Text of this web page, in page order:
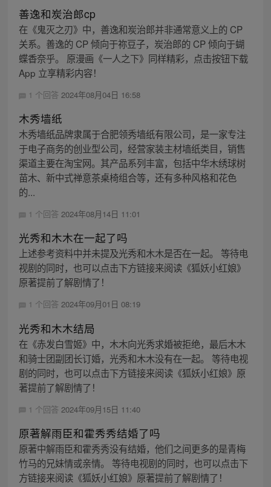
善逸和炭治郎cp
在《鬼灭之刃》中，善逸和炭治郎并非通常意义上的 CP
关系。善逸的 CP 倾向于祢豆子，炭治郎的 CP 倾向于蝴
蝶香奈乎。 原漫画《一人之下》同样精彩，点击按钮下载
App 立享精彩内容！
1 个回答 2024年08月04日 16:58
木秀墙纸
木秀墙纸品牌隶属于合肥领秀墙纸有限公司，是一家专注
于电子商务的创业型公司，经营家装主材墙纸类目，销售
渠道主要在淘宝网。其产品系列丰富，包括中华木绣球树
苗木、新中式禅意茶桌椅组合等，还有多种风格和花色
的...
1 个回答 2024年08月14日 11:01
光秀和木木在一起了吗
上述参考资料中并未提及光秀和木木是否在一起。 等待电
视剧的同时，也可以点击下方链接来阅读《狐妖小红娘》
原著提前了解剧情了！
1 个回答 2024年09月01日 08:19
光秀和木木结局
在《赤发白雪姬》中，木木向光秀求婚被拒绝，最后木木
和骑士团副团长订婚，光秀和木木没有在一起。 等待电视
剧的同时，也可以点击下方链接来阅读《狐妖小红娘》原
著提前了解剧情了！
1 个回答 2024年09月15日 11:40
原著解雨臣和霍秀秀结婚了吗
原著中解雨臣和霍秀秀没有结婚，他们之间更多的是青梅
竹马的兄妹情或亲情。 等待电视剧的同时，也可以点击下
方链接来阅读《狐妖小红娘》原著提前了解剧情了！